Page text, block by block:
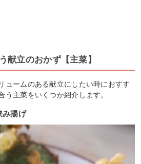
献立のおかず【主菜】
ュームのある献立にしたい時におすす
う主菜をいくつか紹介します。
揚げ